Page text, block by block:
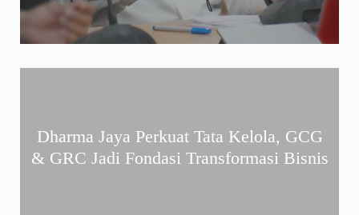
Dharma Jaya Perkuat Tata Kelola, GCG
& GRC Jadi Fondasi Transformasi Bisnis